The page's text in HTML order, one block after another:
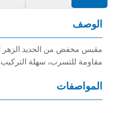
الوصف
مقبس مخفض من الحديد الزهر
مقاومة للتسرب، سهلة
المواصفات